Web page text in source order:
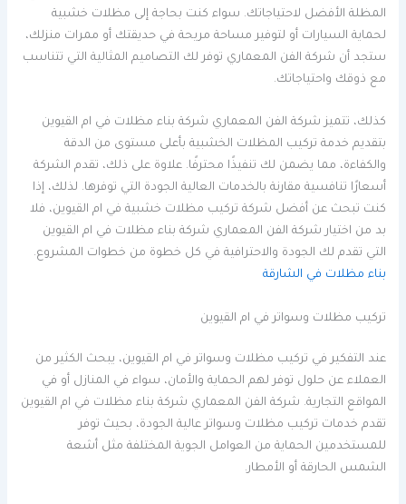
المظلة الأفضل لاحتياجاتك. سواء كنت بحاجة إلى مظلات خشبية
لحماية السيارات أو لتوفير مساحة مريحة في حديقتك أو ممرات منزلك،
ستجد أن شركة الفن المعماري توفر لك التصاميم المثالية التي تتناسب
مع ذوقك واحتياجاتك.
كذلك، تتميز شركة الفن المعماري شركة بناء مظلات في ام القيوين
بتقديم خدمة تركيب المظلات الخشبية بأعلى مستوى من الدقة
والكفاءة، مما يضمن لك تنفيذًا محترفًا. علاوة على ذلك، تقدم الشركة
أسعارًا تنافسية مقارنة بالخدمات العالية الجودة التي توفرها. لذلك، إذا
كنت تبحث عن أفضل شركة تركيب مظلات خشبية في ام القيوين، فلا
بد من اختيار شركة الفن المعماري شركة بناء مظلات في ام القيوين
التي تقدم لك الجودة والاحترافية في كل خطوة من خطوات المشروع.
بناء مظلات في الشارقة
تركيب مظلات وسواتر في ام القيوين
عند التفكير في تركيب مظلات وسواتر في ام القيوين، يبحث الكثير من
العملاء عن حلول توفر لهم الحماية والأمان، سواء في المنازل أو في
المواقع التجارية. شركة الفن المعماري شركة بناء مظلات في ام القيوين
تقدم خدمات تركيب مظلات وسواتر عالية الجودة، بحيث توفر
للمستخدمين الحماية من العوامل الجوية المختلفة مثل أشعة
الشمس الحارقة أو الأمطار.